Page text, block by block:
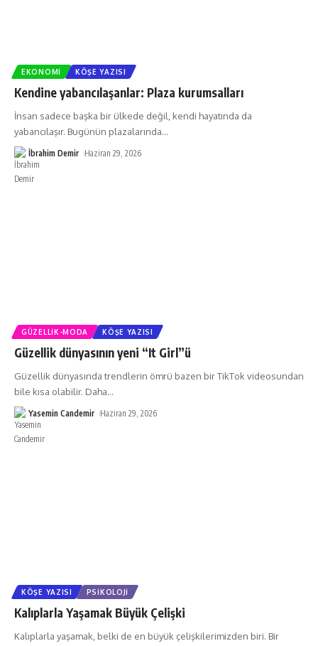
EKONOMI KÖŞE YAZISI
Kendine yabancılaşanlar: Plaza kurumsalları
İnsan sadece başka bir ülkede değil, kendi hayatında da
yabancılaşır. Bugünün plazalarında…
İbrahim Demir Haziran 29, 2026
GÜZELLIK-MODA KÖŞE YAZISI
Güzellik dünyasının yeni “It Girl”ü
Güzellik dünyasında trendlerin ömrü bazen bir TikTok videosundan
bile kısa olabilir. Daha…
Yasemin Candemir Haziran 29, 2026
KÖŞE YAZISI PSIKOLOJI
Kalıplarla Yaşamak Büyük Çelişki
Kalıplarla yaşamak, belki de en büyük çelişkilerimizden biri. Bir